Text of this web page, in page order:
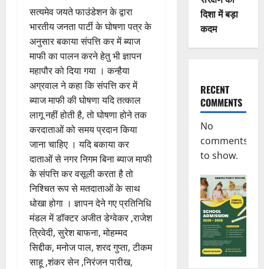
सत्यमेव जयते फाउंडेशन के द्वारा
भारतीय जनता पार्टी के घोषणा पत्र के
अनुसार बकाया संपत्ति कर में ब्याज
माफी का पालन करने हेतु भी ज्ञापन
महापौर को दिया गया । कन्हैया
अग्रवाल ने कहा कि संपत्ति कर में
ब्याज माफी की घोषणा यदि तत्काल
लागू नहीं होती है, तो घोषणा होने तक
करदाताओं को समय प्रदान किया
जाना चाहिए । यदि बकाया कर
दाताओं से नगर निगम बिना ब्याज माफी
के संपत्ति कर वसूली करता है तो
निश्चित रूप से मतदाताओं के साथ
धोखा होगा । ज्ञापन देने गए प्रतिनिधि
मंडल में डॉक्टर अजीत डेग्वेकर ,राजेश
त्रिवेदी, सुरेश बाफना, मोहम्मद
सिद्दीक, मनोज पाल, शरद गुप्ता, टीकम
साहू ,शंकर सेन ,निरंजन पारीख,
दिशा में बड़ा
कदम
RECENT
COMMENTS
No
comments
to show.